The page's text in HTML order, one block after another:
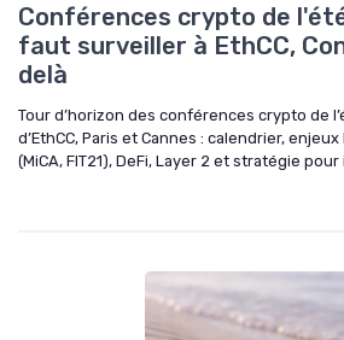
Conférences crypto de
faut surveiller à EthCC,
delà
Tour d’horizon des conférences crypto de
d’EthCC, Paris et Cannes : calendrier,
(MiCA, FIT21), DeFi, Layer 2 et stratégie